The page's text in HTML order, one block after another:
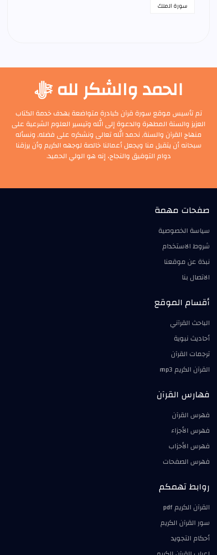
سورة الملك
الحمد والشكر لله ﷻ
تم تأسيس موقع سورة قرآن كبادرة متواضعة بهدف خدمة الكتاب
العزيز والسنة المطهرة والدعوة إلى الله وتيسير العلوم الشرعية على
منهاج القرآن والسنة, نحمد الله تعالى ونشكره على فضله, ونسأله
سبحانه أن يتقبل منا ويجعل أعمالنا خالصة لوجهه الكريم وأن يرزقنا
دوام التوفيق والنجاح، إنه هو الولي الحميد.
صفحات مهمة
سياسة الخصوصية
شروط الاستخدام
نبذة عن موقعنا
الاتصال بنا
أقسام الموقع
الباحث القرآني
أحاديث نبوية
ترجمات القرآن
القرآن الكريم mp3
فهارس القرآن
فهرس القرآن
فهرس الأجزاء
فهرس الأحزاب
فهرس الصفحات
روابط تهمكم
القرآن الكريم pdf
سور القرآن الكريم
أحكام التجويد